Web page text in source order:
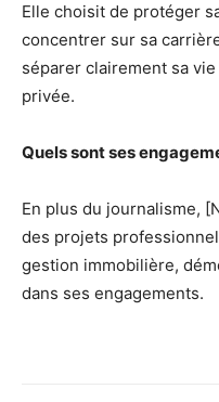
Elle choisit de protéger
concentrer sur sa
séparer clairement sa
privée.
Quels sont ses
En plus du journalisme,
des projets
gestion immobilière,
dans ses engagements.